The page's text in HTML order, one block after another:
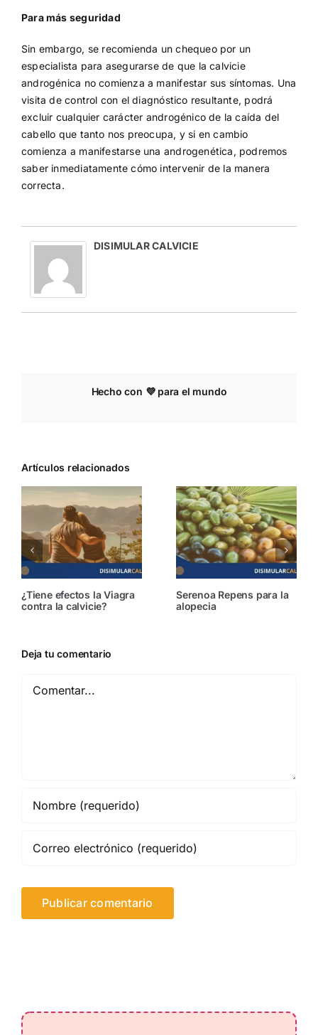
Para más seguridad
Sin embargo, se recomienda un chequeo por un
especialista para asegurarse de que la calvicie
androgénica no comienza a manifestar sus síntomas. Una
visita de control con el diagnóstico resultante, podrá
excluir cualquier carácter androgénico de la caída del
cabello que tanto nos preocupa, y si en cambio
comienza a manifestarse una androgenética, podremos
saber inmediatamente cómo intervenir de la manera
correcta.
DISIMULAR CALVICIE
Hecho con 💜 para el mundo
Artículos relacionados
para la
✨ Consejos infalibles
para tener un cabello
Calvicie y
Deja tu comentario
Comentar